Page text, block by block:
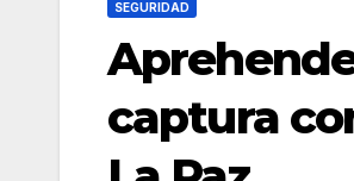
SEGURIDAD
captura